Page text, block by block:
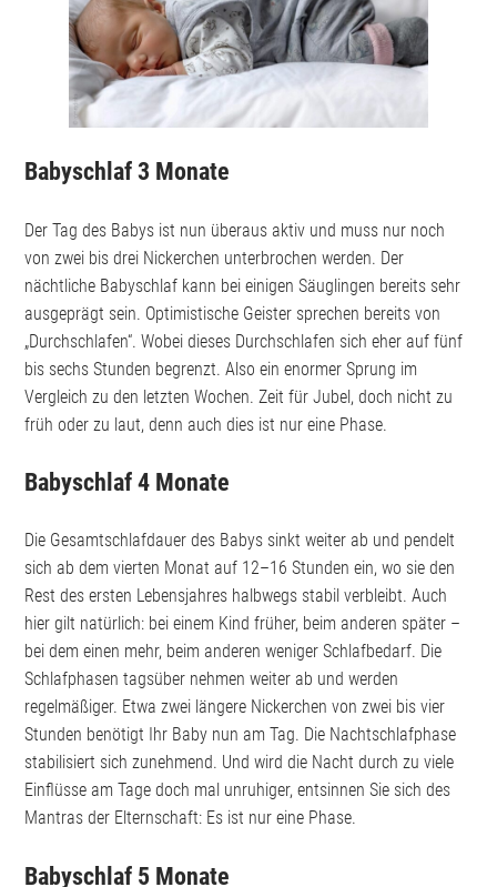
Babyschlaf 3 Monate
Der Tag des Babys ist nun überaus aktiv und muss nur noch
von zwei bis drei Nickerchen unterbrochen werden. Der
nächtliche Babyschlaf kann bei einigen Säuglingen bereits sehr
ausgeprägt sein. Optimistische Geister sprechen bereits von
„Durchschlafen“. Wobei dieses Durchschlafen sich eher auf fünf
bis sechs Stunden begrenzt. Also ein enormer Sprung im
Vergleich zu den letzten Wochen. Zeit für Jubel, doch nicht zu
früh oder zu laut, denn auch dies ist nur eine Phase.
Babyschlaf 4 Monate
Die Gesamtschlafdauer des Babys sinkt weiter ab und pendelt
sich ab dem vierten Monat auf 12–16 Stunden ein, wo sie den
Rest des ersten Lebensjahres halbwegs stabil verbleibt. Auch
hier gilt natürlich: bei einem Kind früher, beim anderen später –
bei dem einen mehr, beim anderen weniger Schlafbedarf. Die
Schlafphasen tagsüber nehmen weiter ab und werden
regelmäßiger. Etwa zwei längere Nickerchen von zwei bis vier
Stunden benötigt Ihr Baby nun am Tag. Die Nachtschlafphase
stabilisiert sich zunehmend. Und wird die Nacht durch zu viele
Einflüsse am Tage doch mal unruhiger, entsinnen Sie sich des
Mantras der Elternschaft: Es ist nur eine Phase.
Babyschlaf 5 Monate